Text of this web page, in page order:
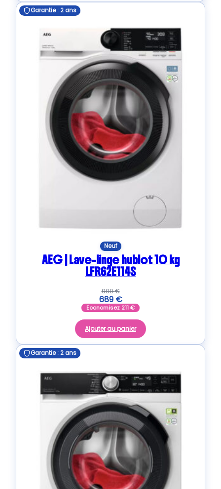
Garantie : 2 ans
Neuf
AEG | Lave-linge hublot 10 kg
LFR62E114S
900€
689 €
Economisez 211€
Ajouter au panier
Garantie : 2 ans